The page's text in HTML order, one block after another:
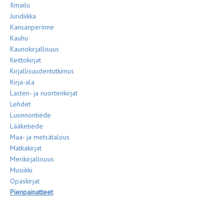
Ilmailu
Juridiikka
Kansanperinne
Kauhu
Kaunokirjallisuus
Keittokirjat
Kirjallisuudentutkimus
Kirja-ala
Lasten- ja nuortenkirjat
Lehdet
Luonnontiede
Lääketiede
Maa- ja metsätalous
Matkakirjat
Merikirjallisuus
Musiikki
Opaskirjat
Pienpainatteet